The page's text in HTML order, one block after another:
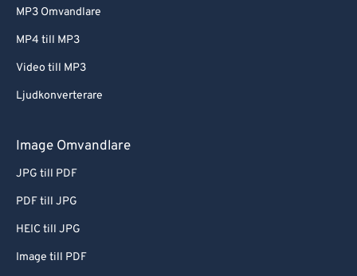
MP3 Omvandlare
MP4 till MP3
Video till MP3
Ljudkonverterare
Image Omvandlare
JPG till PDF
PDF till JPG
HEIC till JPG
Image till PDF